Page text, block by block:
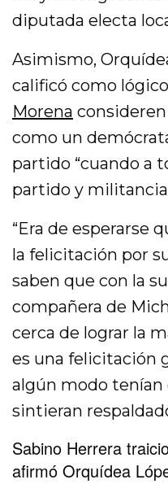
diputada electa
Asimismo,
calificó como
Morena
como un
partido “cuando a
partido y militancia
“Era de esperarse
la felicitación por
saben que con la
compañera de
cerca de lograr la
es una felicitación
algún modo tenían
sintieran
Sabino Herrera
afirmó Orquídea